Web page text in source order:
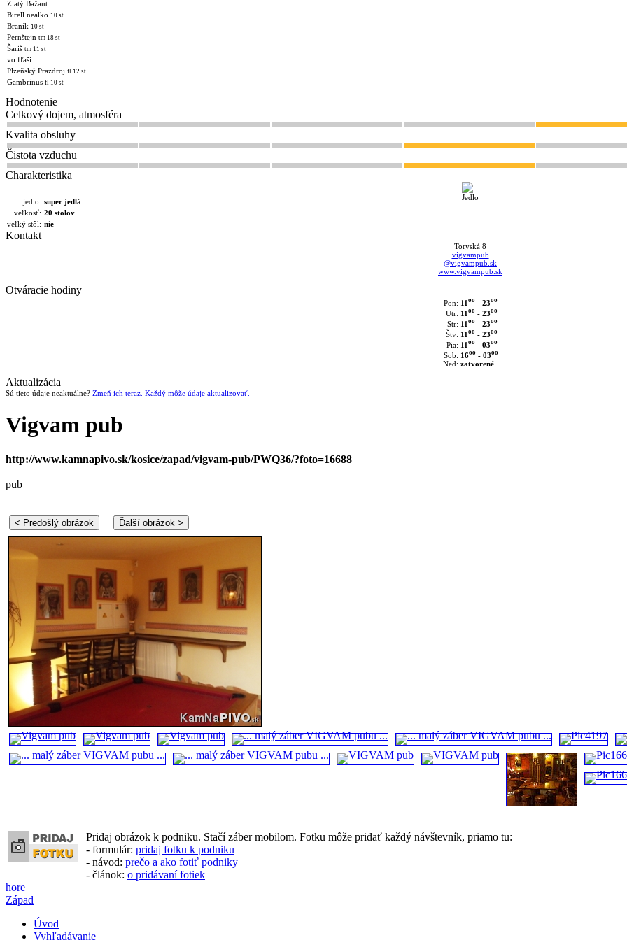
Zlatý Bažant
Birell nealko 10 st
Braník 10 st
Pernštejn tm 18 st
Šariš tm 11 st
vo fľaši:
Plzeňský Prazdroj fl 12 st
Gambrinus fl 10 st
Hodnotenie
Celkový dojem, atmosféra
Kvalita obsluhy
Čistota vzduchu
Charakteristika
jedlo: super jedlá
veľkosť: 20 stolov
veľký stôl: nie
Kontakt
Toryská 8
vigvampub
@vigvampub.sk
www.vigvampub.sk
Otváracie hodiny
Pon: 11 oo- 23oo
Utr: 11 oo- 23oo
Str: 11 oo- 23oo
Štv: 11 oo- 23oo
Pia: 11 oo- 03oo
Sob: 16oo- 03oo
Ned: zatvorené
Aktualizácia
Sú tieto údaje neaktuálne? Zmeň ich teraz. Každý môže údaje aktualizovať.
Vigvam pub
http://www.kamnapivo.sk/kosice/zapad/vigvam-pub/PWQ36/?foto=16688
pub
Pridaj obrázok k podniku. Stačí záber mobilom. Fotku môže pridať každý návštevník, priamo tu:
- formulár: pridaj fotku k podniku
- návod: prečo a ako fotiť podniky
- článok: o pridávaní fotiek
hore
Západ
Úvod
Vyhľadávanie